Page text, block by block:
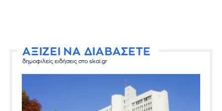
ΑΞΙΖΕΙ ΝΑ ΔΙΑΒΑΣΕΤΕ
δημοφιλείς ειδήσεις στο skai.gr